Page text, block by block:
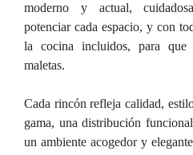
moderno y actual,
potenciar cada espacio, y con
la cocina incluidos, para
maletas.
Cada rincón refleja calidad,
gama, una distribución
un ambiente acogedor y